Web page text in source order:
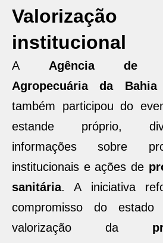
Valorização
institucional
A Agência de
Agropecuária da Bahia
também participou do
estande próprio,
informações sobre
institucionais e ações de
sanitária. A iniciativa
compromisso do
valorização da